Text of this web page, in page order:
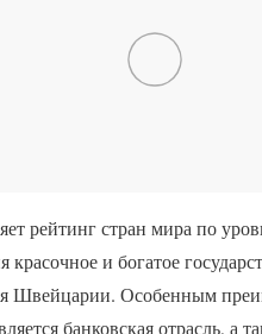
рейтинг стран мира по
красочное и богатое
Швейцарии. Особенным
банковская отрасль, а